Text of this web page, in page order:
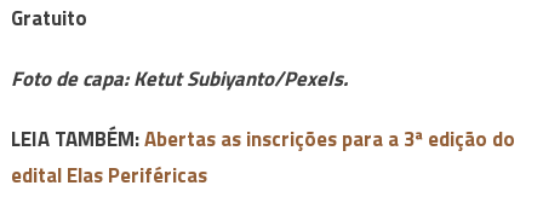
Gratuito
Foto de capa: Ketut Subiyanto/Pexels.
LEIA TAMBÉM:Abertas as inscrições para a 3ª edição do
edital Elas Periféricas